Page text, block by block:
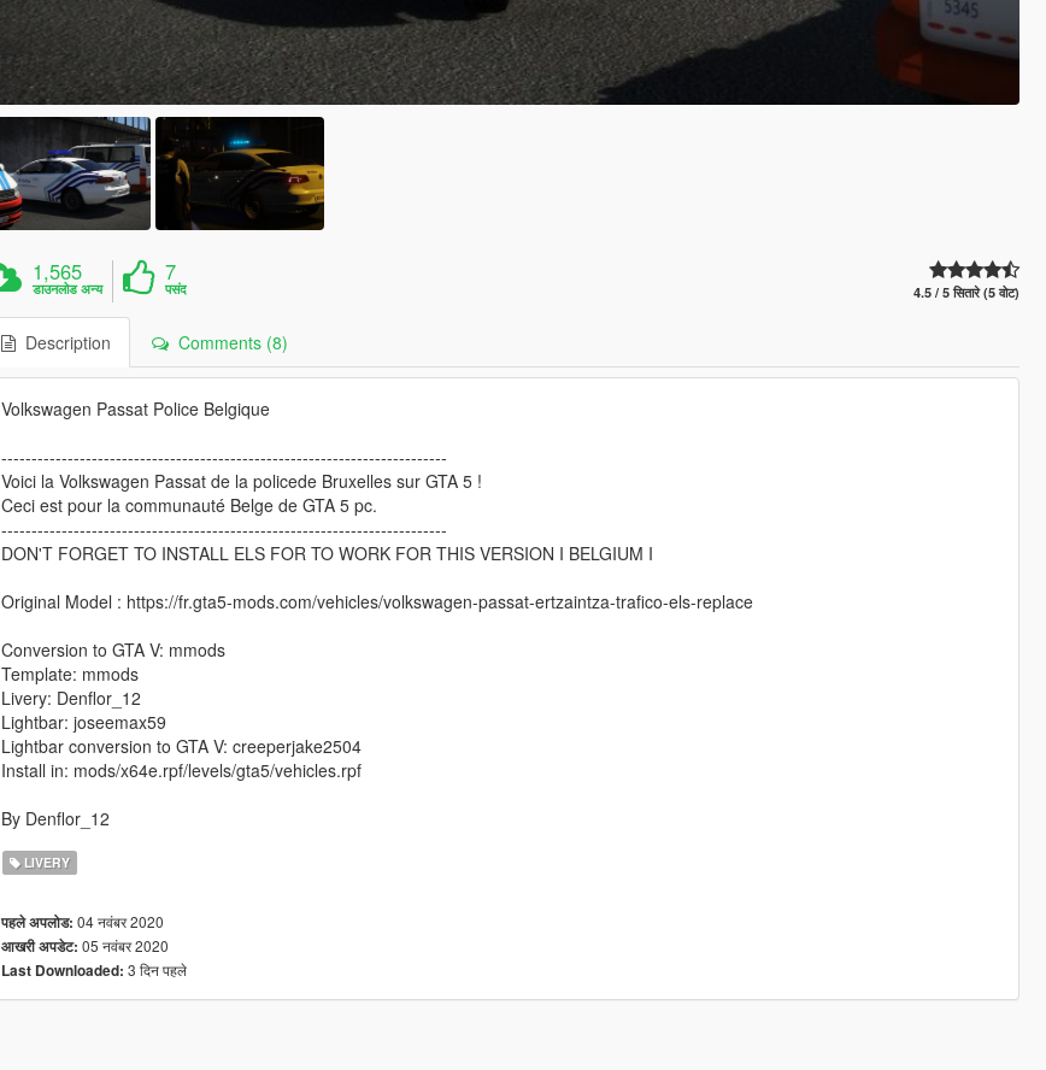
1,565
डाउनलोड अन्य
7
पसंद 4.5 / 5 सितारे (5 वोट)
Description Comments (8)
Volkswagen Passat Police Belgique
--------------------------------------------------------------------------
Voici la Volkswagen Passat de la policede Bruxelles sur GTA 5 !
Ceci est pour la communauté Belge de GTA 5 pc.
--------------------------------------------------------------------------
DON'T FORGET TO INSTALL ELS FOR TO WORK FOR THIS VERSION I BELGIUM I
Original Model : https://fr.gta5-mods.com/vehicles/volkswagen-passat-ertzaintza-trafico-els-replace
Conversion to GTA V: mmods
Template: mmods
Livery: Denflor_12
Lightbar: joseemax59
Lightbar conversion to GTA V: creeperjake2504
Install in: mods/x64e.rpf/levels/gta5/vehicles.rpf
By Denflor_12
LIVERY
पहले अपलोड: 04 नवंबर 2020
आखरी अपडेट: 05 नवंबर 2020
Last Downloaded: 3 दिन पहले